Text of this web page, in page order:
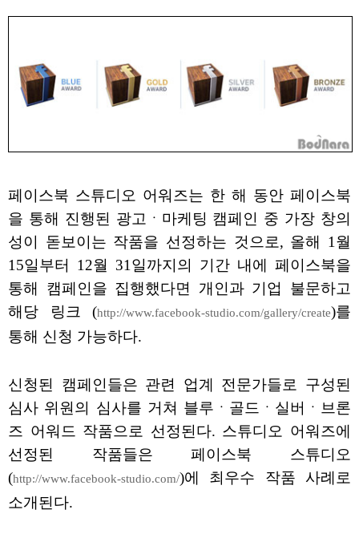
페이스북 스튜디오 어워즈는 한 해 동안 페이스북
을 통해 진행된 광고ㆍ마케팅 캠페인 중 가장 창의
성이 돋보이는 작품을 선정하는 것으로, 올해 1월
15일부터 12월 31일까지의 기간 내에 페이스북을
통해 캠페인을 집행했다면 개인과 기업 불문하고
해당 링크 (http://www.facebook-studio.com/gallery/create)를
통해 신청 가능하다.
신청된 캠페인들은 관련 업계 전문가들로 구성된
심사 위원의 심사를 거쳐 블루ㆍ골드ㆍ실버ㆍ브론
즈 어워드 작품으로 선정된다. 스튜디오 어워즈에
선정된 작품들은 페이스북 스튜디오
(http://www.facebook-studio.com/)에 최우수 작품 사례로
소개된다.